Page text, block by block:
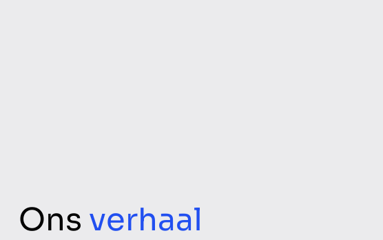
Ons verhaal